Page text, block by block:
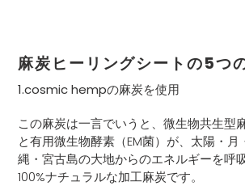
麻炭ヒーリングシートの5つ
1.cosmic hempの麻炭を使用
この麻炭は一言でいうと、微生物共生型
と有用微生物酵素（EM菌）が、太陽・月
縄・宮古島の大地からのエネルギーを呼
100%ナチュラルな加工麻炭です。